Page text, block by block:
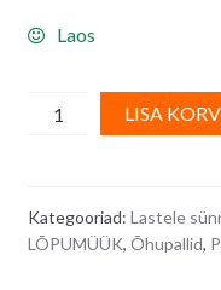
Laos
Õhupallide
kaks,
10
LISA
Kategooriad: Lastele
LÕPUMÜÜK, Õhupallid,